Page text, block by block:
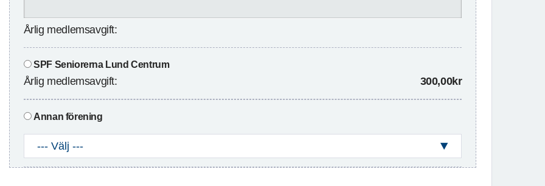
Årlig medlemsavgift:
SPF Seniorerna Lund Centrum
Årlig medlemsavgift: 300,00kr
Annan förening